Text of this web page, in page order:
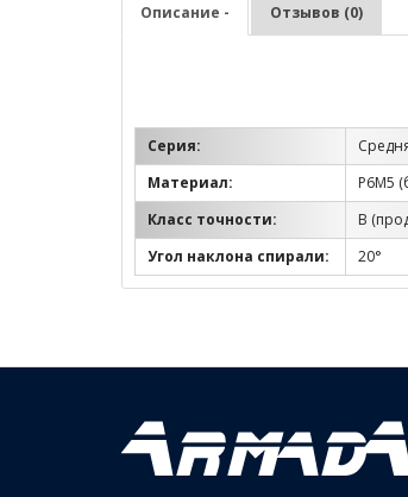
Описание - Отзывов (0)
Серия:
Материал:
Р6М5
Класс точности:
B
Угол наклона спирали:
20°